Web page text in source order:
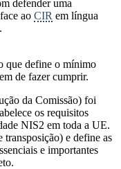
defender uma
ao CIR em língua
que define o mínimo
de fazer cumprir.
da Comissão) foi
os requisitos
NIS2 em toda a UE.
transposição) e define as
e importantes